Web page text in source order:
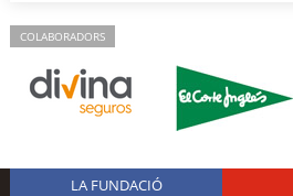
COLABORADORS
LA FUNDACIÓ